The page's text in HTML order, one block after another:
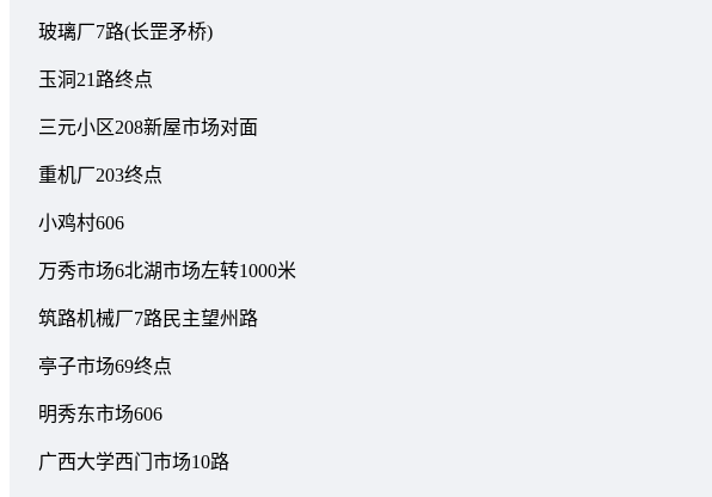
玻璃厂7路(长罡矛桥)
玉洞21路终点
三元小区208新屋市场对面
重机厂203终点
小鸡村606
万秀市场6北湖市场左转1000米
筑路机械厂7路民主望州路
亭子市场69终点
明秀东市场606
广西大学西门市场10路